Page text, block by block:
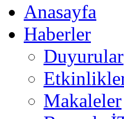
Anasayfa
Haberler
Duyurular
Makaleler